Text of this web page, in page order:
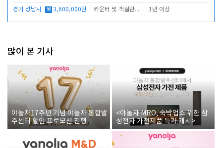
경기 성남시 월 3,600,000원 카운터 및 객실관리 전반 1년 이상
많이 본 기사
야놀자17주년 기념 야놀자 통합발
주센터 할인 프로모션 진행
<야놀자 MRO, 숙박업소 위한 삼
성전자 가전제품 특가 개시>